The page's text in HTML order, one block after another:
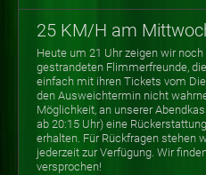
25 KM/H am
Heute um 21 Uhr zeigen wir
gestrandeten Flimmerfreunde,
einfach mit ihren Tickets vom
den Ausweichtermin nicht
Möglichkeit, an unserer
ab 20:15 Uhr) eine
erhalten. Für Rückfragen stehen
jederzeit zur Verfügung. Wir
versprochen!